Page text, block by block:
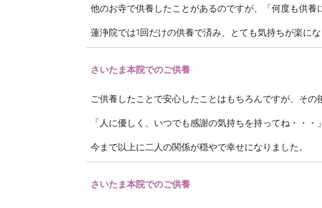
他のお寺で供養したことがあるのですが、「何度も供養
蓮浄院では1回だけの供養で済み、とても気持ちが楽にな
さいたま本院でのご供養
ご供養したことで安心したことはもちろんですが、その
「人に優しく、いつでも感謝の気持ちを持ってね・・
今まで以上に二人の関係が穏やで幸せになりました。
さいたま本院でのご供養